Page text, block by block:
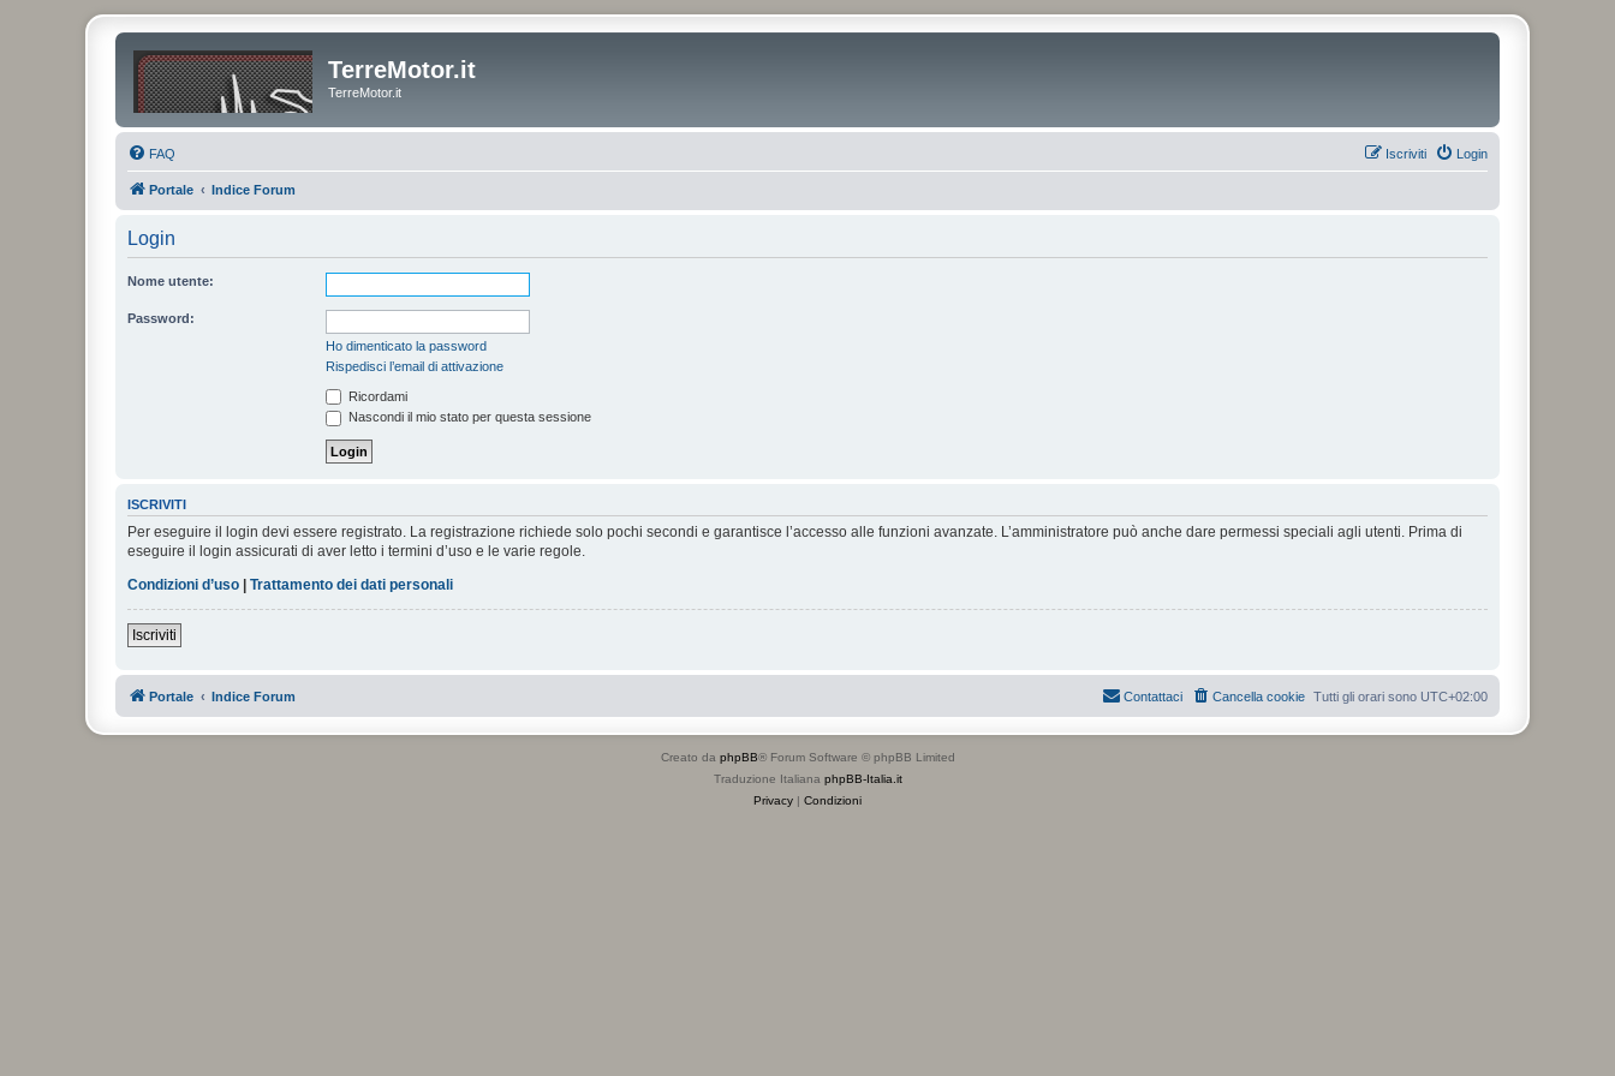
TerreMotor.it
TerreMotor.it
FAQ Login
Iscriviti
Portale Indice Forum
Login
Nome utente:
Password:
Ho dimenticato la password
Rispedisci l’email di attivazione
Ricordami
Nascondi il mio stato per questa sessione
ISCRIVITI
Per eseguire il login devi essere registrato. La registrazione richiede solo pochi secondi e garantisce l’accesso alle funzioni avanzate. L’amministratore può anche dare permessi speciali agli utenti. Prima di
eseguire il login assicurati di aver letto i termini d’uso e le varie regole.
Condizioni d’uso
Trattamento dei dati personali
Iscriviti
Portale Indice Forum Tutti gli orari sono UTC+02:00
Cancella cookie
Contattaci
Creato da phpBB® Forum Software © phpBB Limited
Traduzione Italiana phpBB-Italia.it
Privacy | Condizioni